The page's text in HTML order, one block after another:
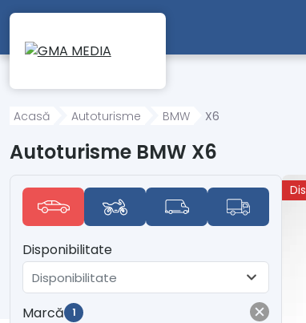
Mergi direct la conținutul principal
Acasă Autoturisme BMW X6
Autoturisme BMW X6
Disponibilitate
Disponibilitate
Marcă 1